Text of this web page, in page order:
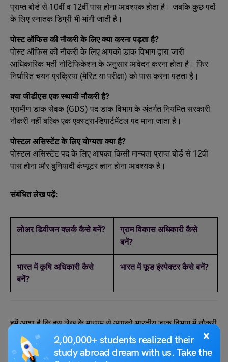
×
2,00,000+ students realized their
study abroad dream with us. Take the
प्राप्त बोर्ड से 10वीं व 12वीं पास होना आवश्यक होता है। जबकि कुछ पदों
के लिए स्नातक डिग्री भी मांगी जाती है।
पोस्ट ऑफिस की नौकरी के लिए क्या करना पड़ता है?
पोस्ट ऑफिस की नौकरी के लिए आपको डाक विभाग द्वारा जारी
आधिकारिक भर्ती नोटिफिकेशन के अनुसार आवेदन करना होता है। फिर
निर्धारित चयन प्रक्रिया (मेरिट या परीक्षा) को पास करना पड़ता है।
क्या जीडीएस एक स्थायी नौकरी है?
ग्रामीण डाक सेवक (GDS) पद डाक विभाग के अंतर्गत नियमित सरकारी
नौकरी नहीं बल्कि एक एक्स्ट्रा-डिपार्टमेंटल पद माना जाता है।
पोस्टल असिस्टेंट के लिए योग्यता क्या है?
पोस्टल असिस्टेंट पद के लिए आपका किसी मान्यता प्राप्त बोर्ड से 12वीं
पास होना और बुनियादी कंप्यूटर ज्ञान होना आवश्यक है।
संबंधित लेख पढ़ें:
लोअर डिवीजन क्लर्क कैसे बनें?
ग्राम विकास अधिकारी कैसे
बनें?
भारत में कृषि अधिकारी कैसे
बनें?
भारत में फूड इंस्पेक्टर कैसे बनें?
हमें आशा है कि इस लेख के माध्यम से आपको भारतीय डाक विभाग में नौकरी
पाने की प्रक्रिया की सभी आवश्यक जानकारी मिल गई होगी। ऐसे ही अन्य
करियर से जुड़े लेख
पढ़ने के लिए Leverage Edu के साथ बने रहें।